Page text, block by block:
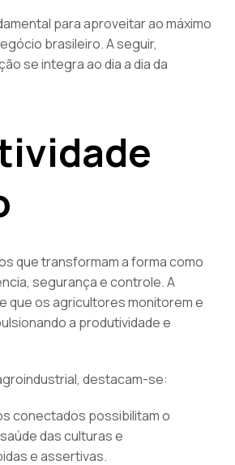
para aproveitar ao máximo
brasileiro. A seguir,
se integra ao dia a dia da
que transformam a forma como
segurança e controle. A
que os agricultores monitorem e
a produtividade e
destacam-se:
conectados possibilitam o
das culturas e
e assertivas.